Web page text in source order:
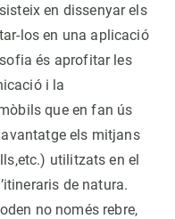
en dissenyar els
los en una aplicació
és aprofitar les
i la
que en fan ús
els mitjans
utilitzats en el
de natura.
no només rebre,